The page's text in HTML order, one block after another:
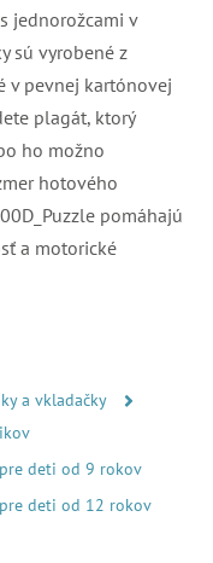
jednorožcami v
sú vyrobené z
v pevnej kartónovej
plagát, ktorý
ho možno
hotového
pomáhajú
a motorické
a vkladačky
deti od 9 rokov
deti od 12 rokov